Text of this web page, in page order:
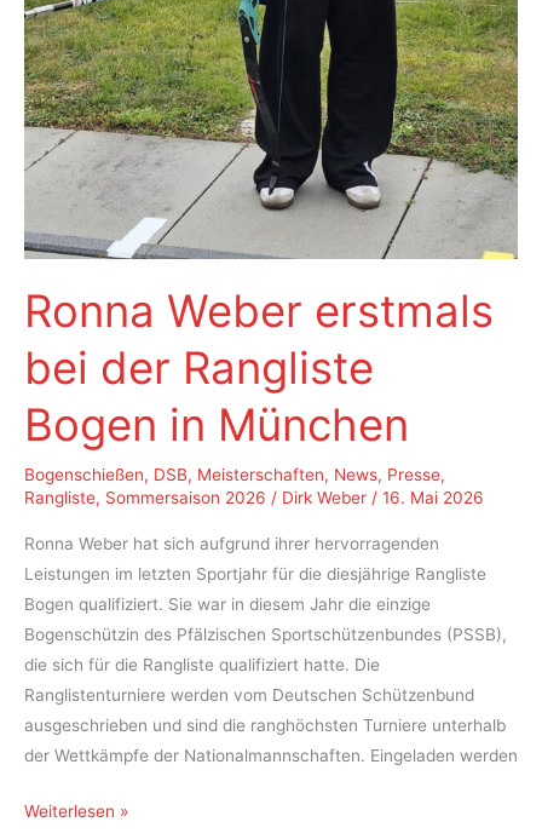
Ronna Weber erstmals
bei der Rangliste
Bogen in München
Bogenschießen, DSB, Meisterschaften, News, Presse,
Rangliste, Sommersaison 2026 / Dirk Weber / 16. Mai 2026
Ronna Weber hat sich aufgrund ihrer hervorragenden
Leistungen im letzten Sportjahr für die diesjährige Rangliste
Bogen qualifiziert. Sie war in diesem Jahr die einzige
Bogenschützin des Pfälzischen Sportschützenbundes (PSSB),
die sich für die Rangliste qualifiziert hatte. Die
Ranglistenturniere werden vom Deutschen Schützenbund
ausgeschrieben und sind die ranghöchsten Turniere unterhalb
der Wettkämpfe der Nationalmannschaften. Eingeladen werden
Ronna
Weiterlesen »